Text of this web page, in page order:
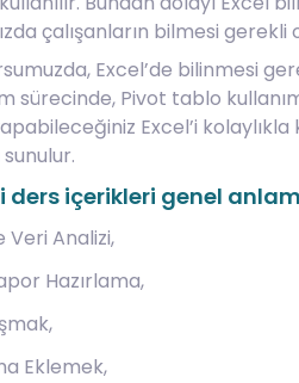
çalışanların bilmesi
Excel’de bilinmesi
sürecinde, Pivot tablo
Excel’i
ders içerikleri genel
Analizi,
Hazırlama,
Eklemek,